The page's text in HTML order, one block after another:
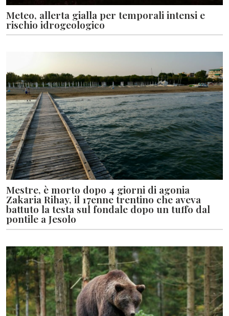
Meteo, allerta gialla per temporali intensi e
rischio idrogeologico
Mestre, è morto dopo 4 giorni di agonia
Zakaria Rihay, il 17enne trentino che aveva
battuto la testa sul fondale dopo un tuffo dal
pontile a Jesolo